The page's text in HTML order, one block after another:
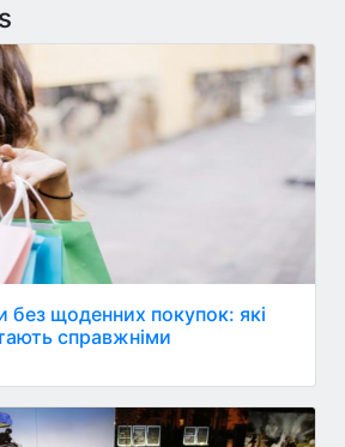
щоденних покупок: які
справжніми